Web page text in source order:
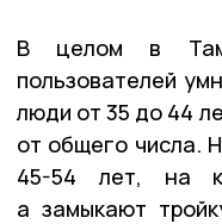
В целом в
пользователей
люди от 35 до 44
от общего числа.
45-54 лет, на
а замыкают